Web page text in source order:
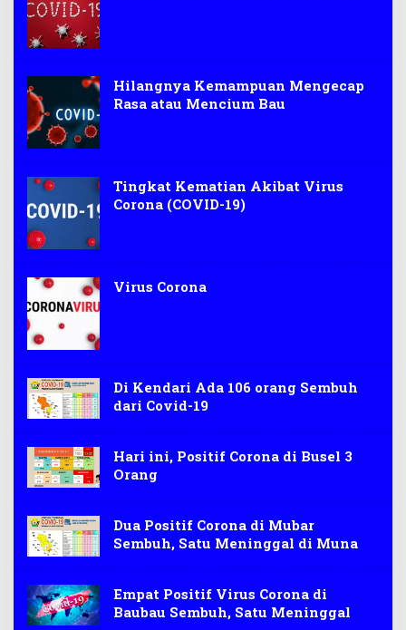
Hilangnya Kemampuan Mengecap
Rasa atau Mencium Bau
Tingkat Kematian Akibat Virus
Corona (COVID-19)
Virus Corona
Di Kendari Ada 106 orang Sembuh
dari Covid-19
Hari ini, Positif Corona di Busel 3
Orang
Dua Positif Corona di Mubar
Sembuh, Satu Meninggal di Muna
Empat Positif Virus Corona di
Baubau Sembuh, Satu Meninggal